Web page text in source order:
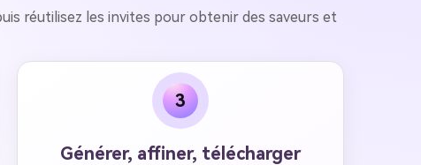
réutilisez les invites pour obtenir des saveurs et
3
Générer, affiner, télécharger